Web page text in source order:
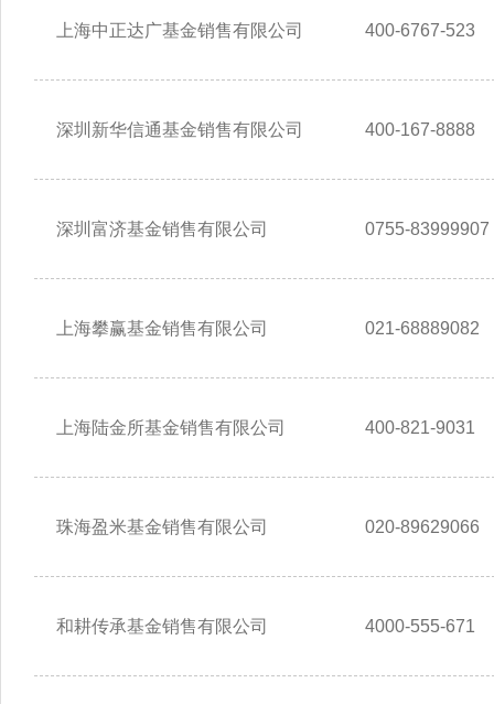
上海中正达广基金销售有限公司 400-6767-523
深圳新华信通基金销售有限公司 400-167-8888
深圳富济基金销售有限公司 0755-83999907
上海攀赢基金销售有限公司 021-68889082
上海陆金所基金销售有限公司 400-821-9031
珠海盈米基金销售有限公司 020-89629066
和耕传承基金销售有限公司 4000-555-671